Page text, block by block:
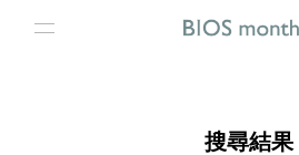
搜尋結果